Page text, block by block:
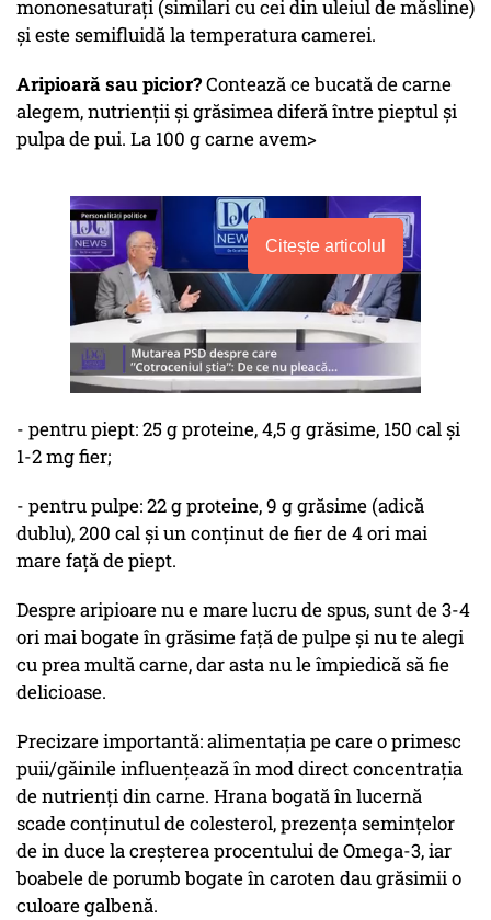
mononesaturați (similari cu cei din uleiul de măsline)
și este semifluidă la temperatura camerei.
Aripioară sau picior?Contează ce bucată de carne
alegem, nutrienții și grăsimea diferă între pieptul și
pulpa de pui. La 100 g carne avem>
Citește articolul
- pentru piept: 25 g proteine, 4,5 g grăsime, 150 cal și
1-2 mg fier;
- pentru pulpe: 22 g proteine, 9 g grăsime (adică
dublu), 200 cal și un conținut de fier de 4 ori mai
mare față de piept.
Despre aripioare nu e mare lucru de spus, sunt de 3-4
ori mai bogate în grăsime față de pulpe și nu te alegi
cu prea multă carne, dar asta nu le împiedică să fie
delicioase.
Precizare importantă: alimentația pe care o primesc
puii/găinile influențează în mod direct concentrația
de nutrienți din carne. Hrana bogată în lucernă
scade conținutul de colesterol, prezența semințelor
de in duce la creșterea procentului de Omega-3, iar
boabele de porumb bogate în caroten dau grăsimii o
culoare galbenă.